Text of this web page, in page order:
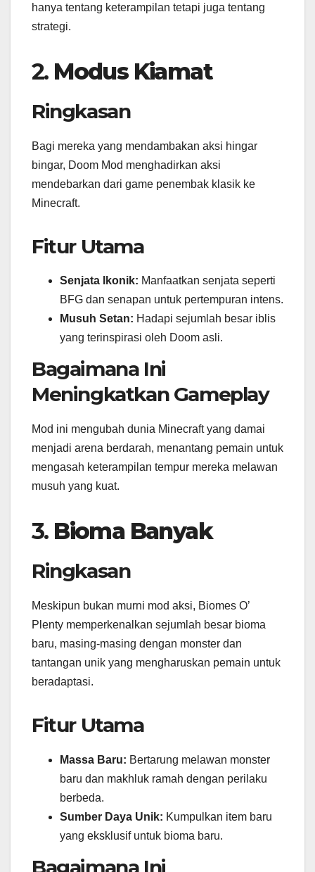
hanya tentang keterampilan tetapi juga tentang
strategi.
2. Modus Kiamat
Ringkasan
Bagi mereka yang mendambakan aksi hingar
bingar, Doom Mod menghadirkan aksi
mendebarkan dari game penembak klasik ke
Minecraft.
Fitur Utama
Senjata Ikonik: Manfaatkan senjata seperti
BFG dan senapan untuk pertempuran intens.
Musuh Setan: Hadapi sejumlah besar iblis
yang terinspirasi oleh Doom asli.
Bagaimana Ini
Meningkatkan Gameplay
Mod ini mengubah dunia Minecraft yang damai
menjadi arena berdarah, menantang pemain untuk
mengasah keterampilan tempur mereka melawan
musuh yang kuat.
3. Bioma Banyak
Ringkasan
Meskipun bukan murni mod aksi, Biomes O’
Plenty memperkenalkan sejumlah besar bioma
baru, masing-masing dengan monster dan
tantangan unik yang mengharuskan pemain untuk
beradaptasi.
Fitur Utama
Massa Baru: Bertarung melawan monster
baru dan makhluk ramah dengan perilaku
berbeda.
Sumber Daya Unik: Kumpulkan item baru
yang eksklusif untuk bioma baru.
Bagaimana Ini